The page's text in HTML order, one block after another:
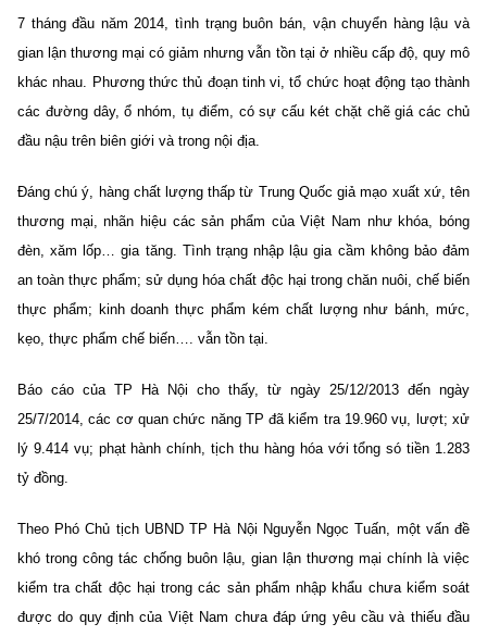
7 tháng đầu năm 2014, tình trạng buôn bán, vận chuyển hàng lậu và
gian lận thương mại có giảm nhưng vẫn tồn tại ở nhiều cấp độ, quy mô
khác nhau. Phương thức thủ đoạn tinh vi, tổ chức hoạt động tạo thành
các đường dây, ổ nhóm, tụ điểm, có sự cấu két chặt chẽ giá các chủ
đầu nậu trên biên giới và trong nội địa.
Đáng chú ý, hàng chất lượng thấp từ Trung Quốc giả mạo xuất xứ, tên
thương mại, nhãn hiệu các sản phẩm của Việt Nam như khóa, bóng
đèn, xăm lốp… gia tăng. Tình trạng nhập lậu gia cầm không bảo đảm
an toàn thực phẩm; sử dụng hóa chất độc hại trong chăn nuôi, chế biến
thực phẩm; kinh doanh thực phẩm kém chất lượng như bánh, mức,
kẹo, thực phẩm chế biến…. vẫn tồn tại.
Báo cáo của TP Hà Nội cho thấy, từ ngày 25/12/2013 đến ngày
25/7/2014, các cơ quan chức năng TP đã kiểm tra 19.960 vụ, lượt; xử
lý 9.414 vụ; phạt hành chính, tịch thu hàng hóa với tổng só tiền 1.283
tỷ đồng.
Theo Phó Chủ tịch UBND TP Hà Nội Nguyễn Ngọc Tuấn, một vấn đề
khó trong công tác chống buôn lậu, gian lận thương mại chính là việc
kiểm tra chất độc hại trong các sản phẩm nhập khẩu chưa kiểm soát
được do quy định của Việt Nam chưa đáp ứng yêu cầu và thiếu đầu